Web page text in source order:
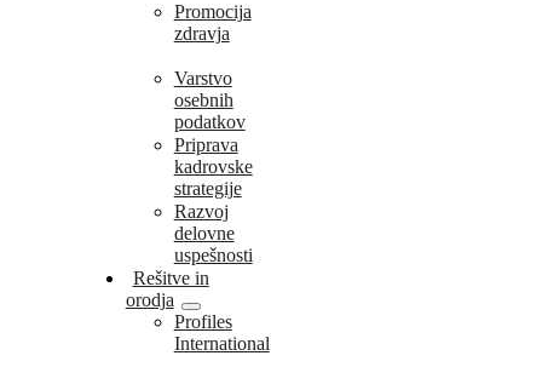
Promocija
zdravja
Varstvo
osebnih
podatkov
Priprava
kadrovske
strategije
Razvoj
delovne
uspešnosti
Rešitve in
orodja
Profiles
International